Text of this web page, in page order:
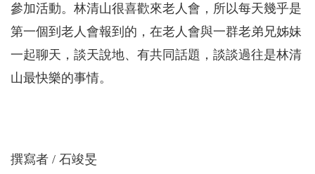
參加活動。林清山很喜歡來老人會，所以每天幾乎是
第一個到老人會報到的，在老人會與一群老弟兄姊妹
一起聊天，談天說地、有共同話題，談談過往是林清
山最快樂的事情。
撰寫者
石竣旻